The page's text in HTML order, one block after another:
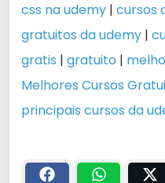
css na udemy | cursos
gratuitos da udemy |
gratis | gratuito |
Melhores Cursos
principais cursos da